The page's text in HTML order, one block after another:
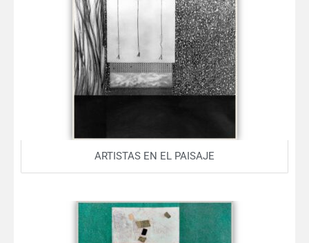
ARTISTAS EN EL PAISAJE